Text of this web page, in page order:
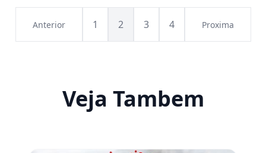
Anterior 1 2 3 4 Proxima
Veja Tambem